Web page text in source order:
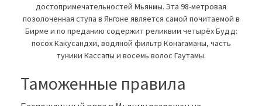
достопримечательностей Мьянмы. Эта 98-метровая
позолоченная ступа в Янгоне является самой почитаемой в
Бирме и по преданию содержит реликвии четырёх Будд:
посох Какусандхи, водяной фильтр Конагаманы, часть
туники Кассапы и восемь волос Гаутамы.
Таможенные правила